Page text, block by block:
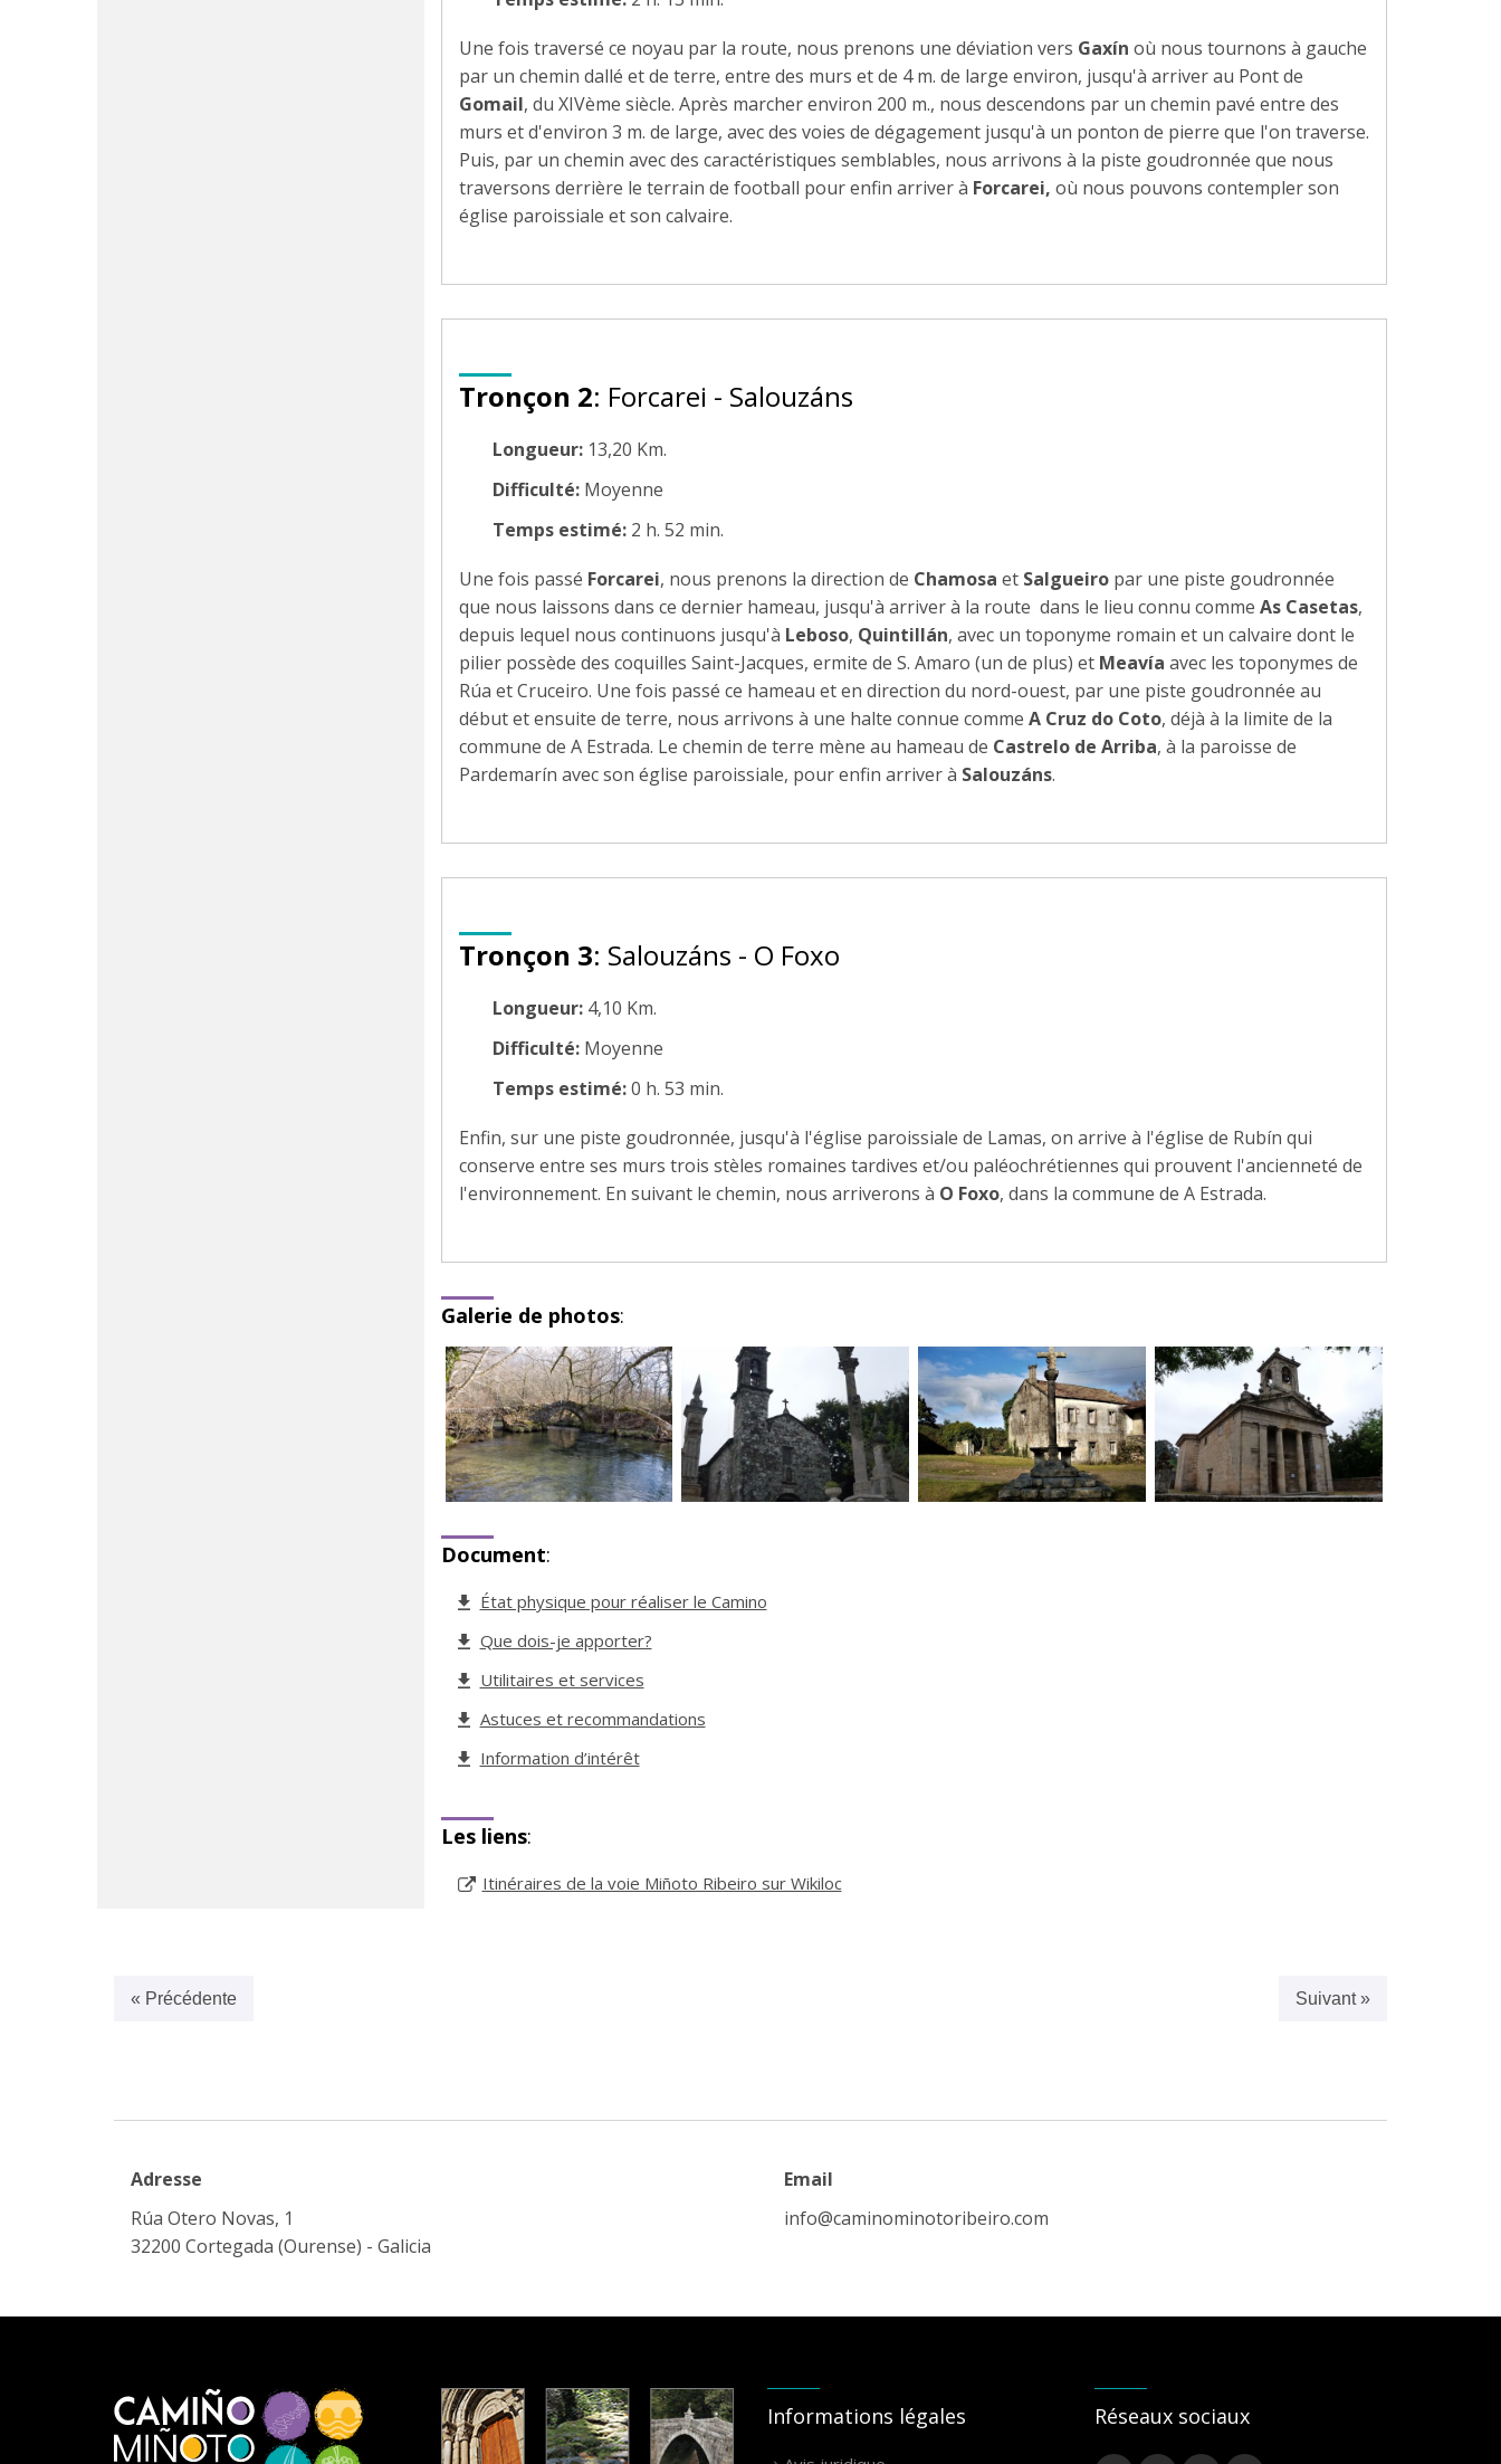
Une fois traversé ce noyau par la route, nous prenons une déviation vers Gaxín où nous tournons à gauche
par un chemin dallé et de terre, entre des murs et de 4 m. de large environ, jusqu'à arriver au Pont de
Gomail, du XIVème siècle. Après marcher environ 200 m., nous descendons par un chemin pavé entre des
murs et d'environ 3 m. de large, avec des voies de dégagement jusqu'à un ponton de pierre que l'on traverse.
Puis, par un chemin avec des caractéristiques semblables, nous arrivons à la piste goudronnée que nous
traversons derrière le terrain de football pour enfin arriver à Forcarei, où nous pouvons contempler son
église paroissiale et son calvaire.
Tronçon 2: Forcarei - Salouzáns
Longueur:13,20 Km.
Difficulté:Moyenne
Temps estimé:2 h. 52 min.
Une fois passé Forcarei, nous prenons la direction de Chamosa et Salgueiropar une piste goudronnée
que nous laissons dans ce dernier hameau, jusqu'à arriver à la route dans le lieu connu comme As Casetas,
depuis lequel nous continuons jusqu'à Leboso, Quintillán, avec un toponyme romain et un calvaire dont le
pilier possède des coquilles Saint-Jacques, ermite de S. Amaro (un de plus) et Meavía avec les toponymes de
Rúa et Cruceiro. Une fois passé ce hameau et en direction du nord-ouest, par une piste goudronnée au
début et ensuite de terre, nous arrivons à une halte connue comme A Cruz do Coto, déjà à la limite de la
commune de A Estrada. Le chemin de terre mène au hameau de Castrelo de Arriba, à la paroisse de
Pardemarín avec son église paroissiale, pour enfin arriver à Salouzáns.
Tronçon 3: Salouzáns - O Foxo
Longueur:4,10 Km.
Difficulté:Moyenne
Temps estimé:0 h. 53 min.
Enfin, sur une piste goudronnée, jusqu'à l'église paroissiale de Lamas, on arrive à l'église de Rubín qui
conserve entre ses murs trois stèles romaines tardives et/ou paléochrétiennes qui prouvent l'ancienneté de
l'environnement. En suivant le chemin, nous arriverons à O Foxo, dans la commune de A Estrada.
Galerie de photos:
Document:
État physique pour réaliser le Camino
Que dois-je apporter?
Utilitaires et services
Astuces et recommandations
Information d’intérêt
Les liens:
Itinéraires de la voie Miñoto Ribeiro sur Wikiloc
Suivant »
« Précédente
Adresse
Rúa Otero Novas, 1
32200 Cortegada (Ourense) - Galicia
Email
info@caminominotoribeiro.com
Informations légales Réseaux sociaux